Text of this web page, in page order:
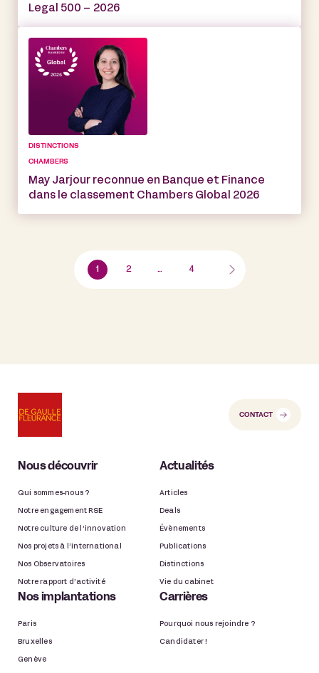
Legal 500 – 2026
DISTINCTIONS
CHAMBERS
May Jarjour reconnue en Banque et Finance
dans le classement Chambers Global 2026
1 2 … 4
CONTACT
Nous découvrir
Qui sommes-nous ?
Notre engagement RSE
Notre culture de l’innovation
Nos projets à l’international
Nos Observatoires
Notre rapport d’activité
Actualités
Articles
Deals
Évènements
Publications
Distinctions
Vie du cabinet
Nos implantations
Paris
Bruxelles
Genève
Carrières
Pourquoi nous rejoindre ?
Candidater !